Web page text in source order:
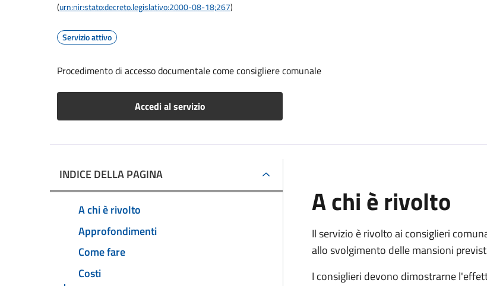
(urn:nir:stato:decreto.legislativo:2000-08-18;267)
Servizio attivo
Procedimento di accesso documentale come consigliere comunale
Accedi al servizio
INDICE DELLA PAGINA
A chi è rivolto
Approfondimenti
Come fare
Costi
A chi è rivolto
Il servizio è rivolto ai consiglieri
allo svolgimento delle mansioni
I consiglieri devono dimostrarne